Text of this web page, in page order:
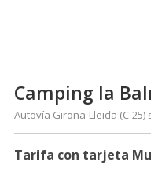
Camping la
Autovía Girona-Lleida (C-
Tarifa con tarjeta